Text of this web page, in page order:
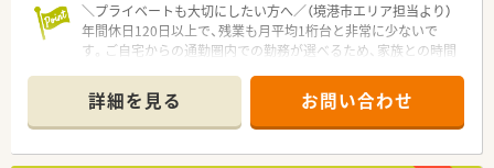
＼プライベートも大切にしたい方へ／（境港市エリア担当より）
年間休日120日以上で、残業も月平均1桁台と非常に少ないで
す。ご自宅からの通勤圏内での勤務が選べるため、家族との時間
【店舗情報と応需状況について】
■JR馬場崎町駅から徒歩5分の好立地で、内科や整形外科、皮膚
科をメインに1日約67枚の処方箋を応需しています。
詳細を見る お問い合わせ